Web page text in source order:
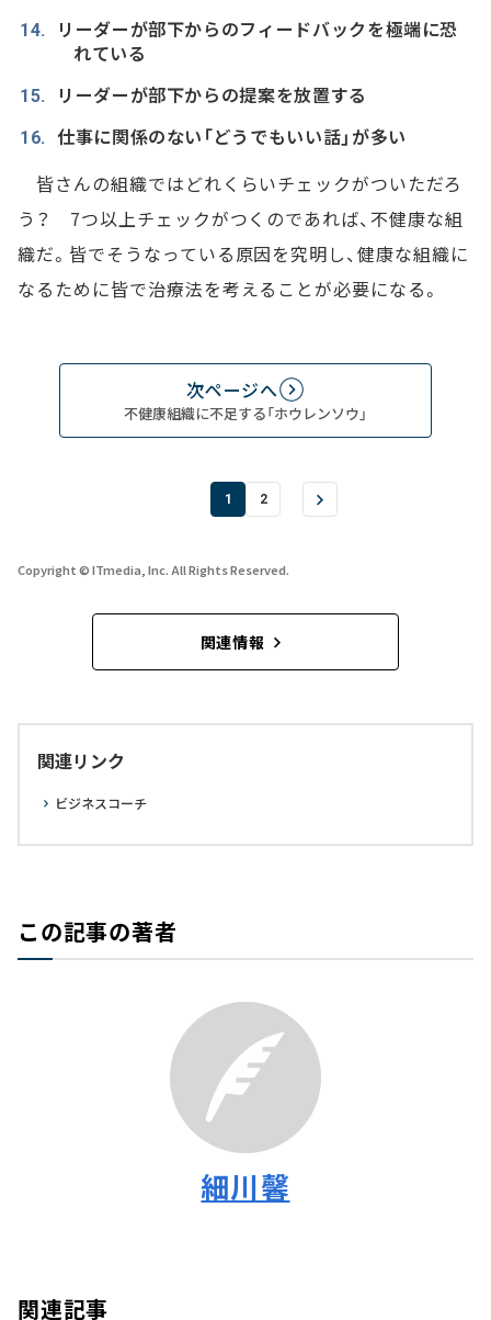
リーダーが部下からのフィードバックを極端に恐
れている
リーダーが部下からの提案を放置する
仕事に関係のない「どうでもいい話」が多い
皆さんの組織ではどれくらいチェックがついただろ
う？ 7つ以上チェックがつくのであれば、不健康な組
織だ。皆でそうなっている原因を究明し、健康な組織に
なるために皆で治療法を考えることが必要になる。
次ページへ
不健康組織に不足する「ホウレンソウ」
1 2
Copyright © ITmedia, Inc. All Rights Reserved.
関連情報
関連リンク
ビジネスコーチ
この記事の著者
細川馨
関連記事